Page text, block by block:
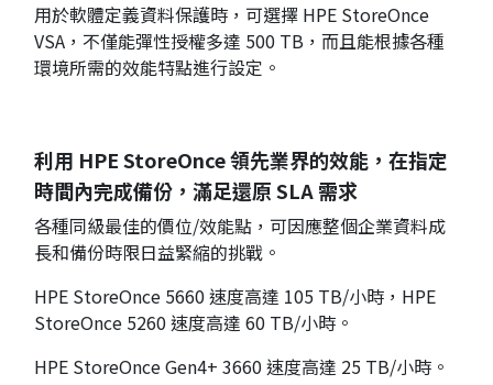
用於軟體定義資料保護時，可選擇 HPE StoreOnce
VSA，不僅能彈性授權多達 500 TB，而且能根據各種
環境所需的效能特點進行設定。
利用 HPE StoreOnce 領先業界的效能，在指定
時間內完成備份，滿足還原 SLA 需求
各種同級最佳的價位/效能點，可因應整個企業資料成
長和備份時限日益緊縮的挑戰。
HPE StoreOnce 5660 速度高達 105 TB/小時，HPE
StoreOnce 5260 速度高達 60 TB/小時。
HPE StoreOnce Gen4+ 3660 速度高達 25 TB/小時。